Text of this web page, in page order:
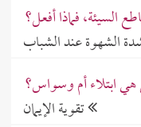
السيئة، فماذا أفعل؟
الشهوة عند الشباب
هي ابتلاء أم وسواس؟
تقوية الإيمان